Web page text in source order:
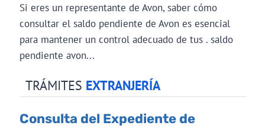
Si eres un representante de Avon, saber cómo
consultar el saldo pendiente de Avon es esencial
para mantener un control adecuado de tus . saldo
pendiente avon...
TRÁMITES EXTRANJERÍA
Consulta del Expediente de